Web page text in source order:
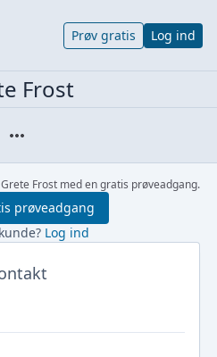
Prøv gratis Log ind
Frost
Frost med en gratis prøveadgang.
prøveadgang
Log ind